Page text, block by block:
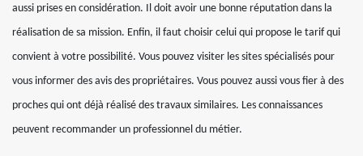
aussi prises en considération. Il doit avoir une bonne réputation dans la
réalisation de sa mission. Enfin, il faut choisir celui qui propose le tarif qui
convient à votre possibilité. Vous pouvez visiter les sites spécialisés pour
vous informer des avis des propriétaires. Vous pouvez aussi vous fier à des
proches qui ont déjà réalisé des travaux similaires. Les connaissances
peuvent recommander un professionnel du métier.